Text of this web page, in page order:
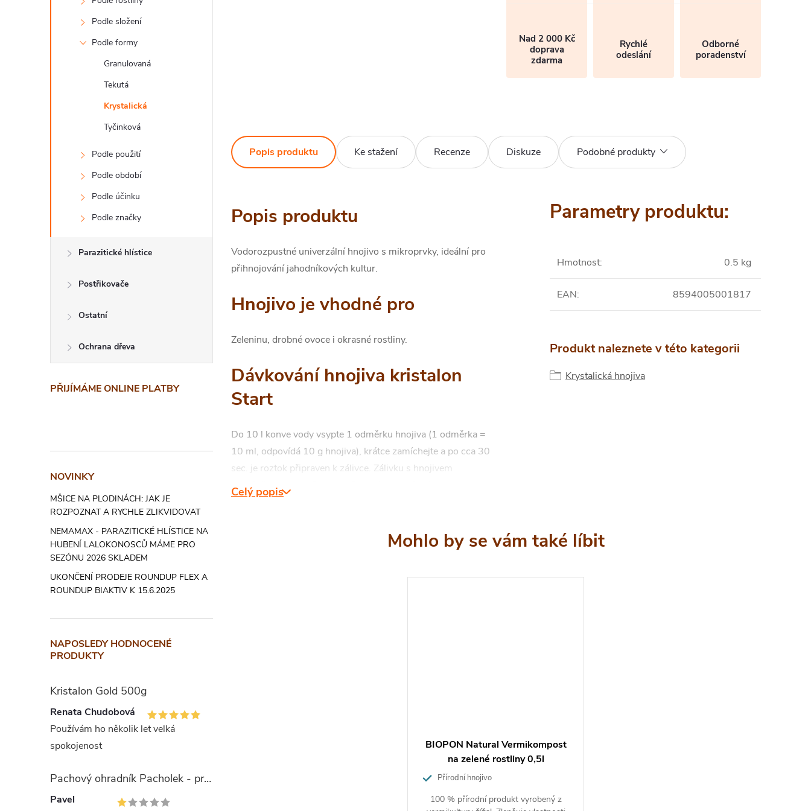
Podle složení
Podle formy
Granulovaná
Tekutá
Krystalická
Tyčinková
Podle použití
Podle období
Podle účinku
Podle značky
Parazitické hlístice
Postřikovače
Ostatní
Ochrana dřeva
PŘIJÍMÁME ONLINE PLATBY
NOVINKY
MŠICE NA PLODINÁCH: JAK JE
ROZPOZNAT A RYCHLE ZLIKVIDOVAT
NEMAMAX - PARAZITICKÉ HLÍSTICE NA
HUBENÍ LALOKONOSCŮ MÁME PRO
SEZÓNU 2026 SKLADEM
UKONČENÍ PRODEJE ROUNDUP FLEX A
ROUNDUP BIAKTIV K 15.6.2025
NAPOSLEDY HODNOCENÉ
PRODUKTY
Kristalon Gold 500g
Renata Chudobová
Používám ho několik let velká
spokojenost
Pachový ohradník Pacholek - proti vysoké zvěři
Pavel
Nad 2 000 Kč
doprava
zdarma
Rychlé
odeslání
Odborné
poradenství
Popis produktu Ke stažení Recenze Diskuze Podobné produkty
Popis produktu
Vodorozpustné univerzální hnojivo s mikroprvky, ideální pro
přihnojování jahodníkových kultur.
Hnojivo je vhodné pro
Zeleninu, drobné ovoce i okrasné rostliny.
Dávkování hnojiva kristalon
Start
Do 10 l konve vody vsypte 1 odměrku hnojiva (1 odměrka =
10 ml, odpovídá 10 g hnojiva), krátce zamíchejte a po cca 30
sec. je roztok připraven k zálivce. Zálivku s hnojivem
provádějte 1× týdně na mírně vlhký substrát, až do jeho
nasycení roztokem. Hnojivo je velmi vhodné též k přihnojování
Uvedené dávky vyjadřují orientační potřebu živin, při
konkrétním stanovení dávky vycházejte z půdní zásoby živin a
Celý popis
Parametry produktu:
Hmotnost: 0.5 kg
EAN: 8594005001817
Produkt naleznete v této kategorii
Krystalická hnojiva
BIOPON Natural Vermikompost
na zelené rostliny 0,5l
Přírodní hnojivo
100 % přírodní produkt vyrobený z